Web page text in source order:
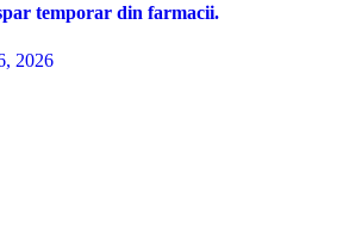
temporar din farmacii.
2026